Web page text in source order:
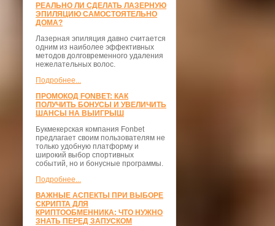
РЕАЛЬНО ЛИ СДЕЛАТЬ ЛАЗЕРНУЮ
ЭПИЛЯЦИЮ САМОСТОЯТЕЛЬНО
ДОМА?
Лазерная эпиляция давно считается
одним из наиболее эффективных
методов долговременного удаления
нежелательных волос.
Подробнее...
ПРОМОКОД FONBET: КАК
ПОЛУЧИТЬ БОНУСЫ И УВЕЛИЧИТЬ
ШАНСЫ НА ВЫИГРЫШ
Букмекерская компания Fonbet
предлагает своим пользователям не
только удобную платформу и
широкий выбор спортивных
событий, но и бонусные программы.
Подробнее...
ВАЖНЫЕ АСПЕКТЫ ПРИ ВЫБОРЕ
СКРИПТА ДЛЯ
КРИПТООБМЕННИКА: ЧТО НУЖНО
ЗНАТЬ ПЕРЕД ЗАПУСКОМ